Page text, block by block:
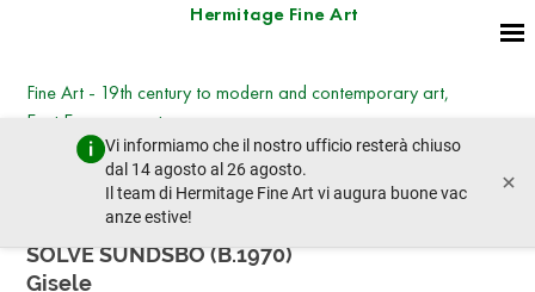
Hermitage Fine Art
Vi informiamo che il nostro ufficio resterà chiuso
dal 14 agosto al 26 agosto.
Il team di Hermitage Fine Art vi augura buone vac
anze estive!
×
Fine Art - 19th century to modern and contemporary art,
East European art
mercoledì 8 marzo 2023 - 14:30
lotto precedente lotto prossimo
SOLVE SUNDSBO (B.1970)
Gisele